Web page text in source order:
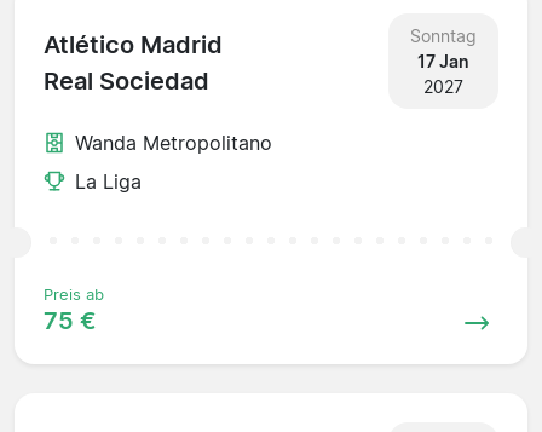
Atlético Madrid
Real Sociedad
Sonntag
17 Jan
2027
Wanda Metropolitano
La Liga
Preis ab
75 €